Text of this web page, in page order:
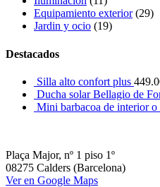
Equipamiento exterior (29)
Jardin y ocio (19)
Destacados
Silla alto confort plus
Ducha solar Bellagio de
Mini barbacoa de interior o
Plaça Major, nº 1 piso 1º
08275 Calders (Barcelona)
Ver en Google Maps